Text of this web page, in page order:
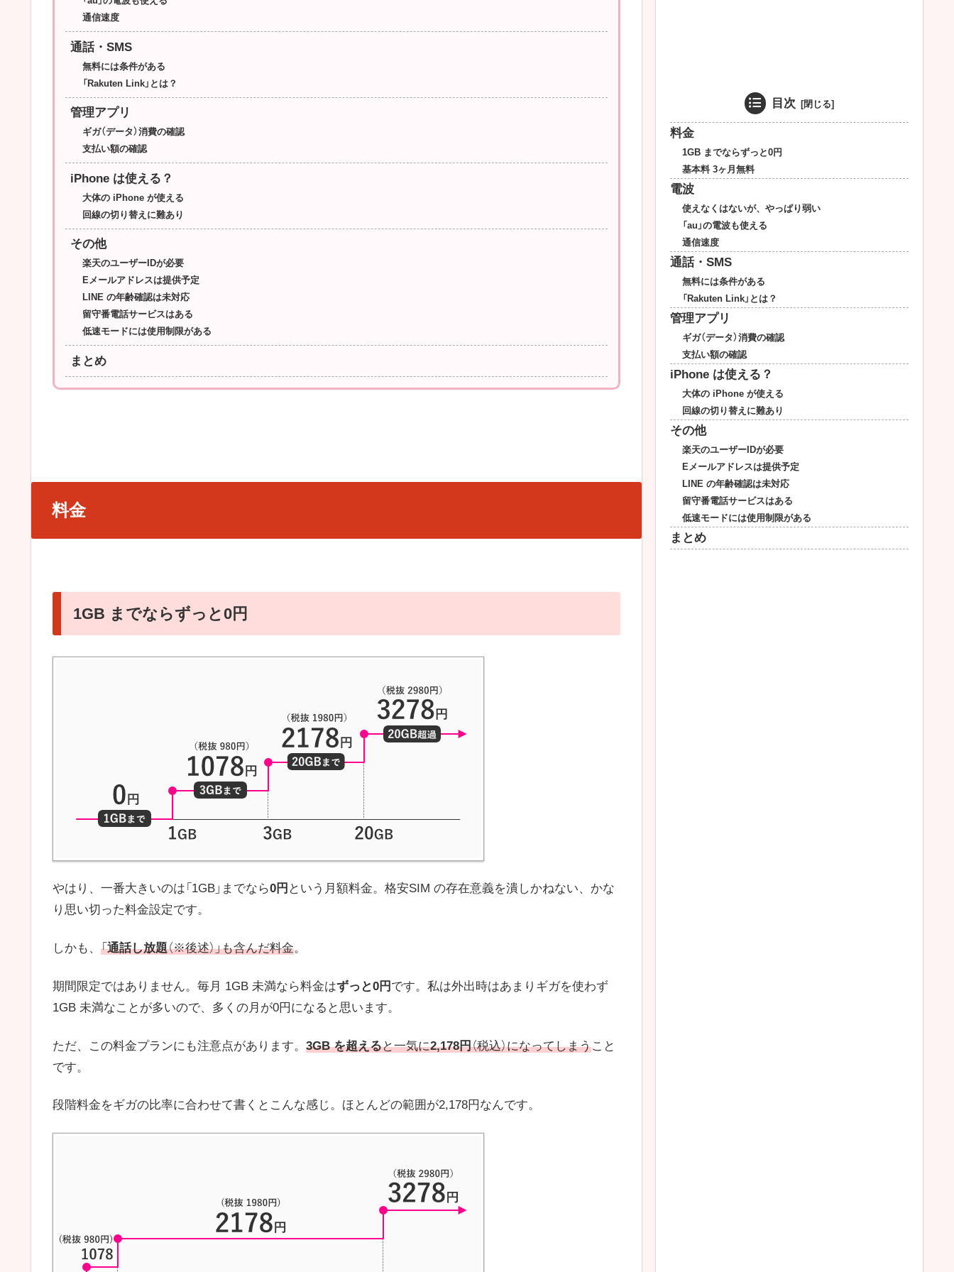
通信速度
通話・SMS
無料には条件がある
「Rakuten Link」とは？
管理アプリ
ギガ（データ）消費の確認
支払い額の確認
iPhone は使える？
大体の iPhone が使える
回線の切り替えに難あり
その他
楽天のユーザーIDが必要
Eメールアドレスは提供予定
LINE の年齢確認は未対応
留守番電話サービスはある
低速モードには使用制限がある
まとめ
料金
1GB までならずっと0円
やはり、一番大きいのは「1GB」までなら0円 という月額料金。格安SIM の存在意義を潰しかねない、かな
り思い切った料金設定です。
しかも、 「通話し放題（※後述）」も含んだ料金。
期間限定ではありません。毎月 1GB 未満なら料金はずっと0円 です。私は外出時はあまりギガを使わず
1GB 未満なことが多いので、多くの月が0円になると思います。
ただ、この料金プランにも注意点があります。 3GB を超えると一気に2,178円（税込）になってしまうこと
です。
段階料金をギガの比率に合わせて書くとこんな感じ。ほとんどの範囲が2,178円なんです。
目次
料金
1GB までならずっと0円
基本料 3ヶ月無料
電波
使えなくはないが、やっぱり弱い
「au」の電波も使える
通信速度
通話・SMS
無料には条件がある
「Rakuten Link」とは？
管理アプリ
ギガ（データ）消費の確認
支払い額の確認
iPhone は使える？
大体の iPhone が使える
回線の切り替えに難あり
その他
楽天のユーザーIDが必要
Eメールアドレスは提供予定
LINE の年齢確認は未対応
留守番電話サービスはある
低速モードには使用制限がある
まとめ